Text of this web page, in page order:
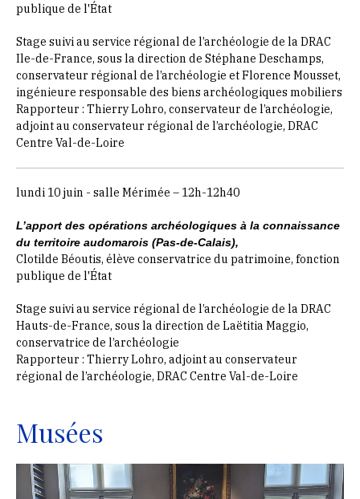
publique de l'État
Stage suivi au service régional de l’archéologie de la DRAC
Ile-de-France, sous la direction de Stéphane Deschamps,
conservateur régional de l’archéologie et Florence Mousset,
ingénieure responsable des biens archéologiques mobiliers
Rapporteur : Thierry Lohro, conservateur de l’archéologie,
adjoint au conservateur régional de l’archéologie, DRAC
Centre Val-de-Loire
lundi 10 juin - salle Mérimée – 12h-12h40
L’apport des opérations archéologiques à la connaissance
du territoire audomarois (Pas-de-Calais),
Clotilde Béoutis, élève conservatrice du patrimoine, fonction
publique de l'État
Stage suivi au service régional de l’archéologie de la DRAC
Hauts-de-France, sous la direction de Laëtitia Maggio,
conservatrice de l’archéologie
Rapporteur : Thierry Lohro, adjoint au conservateur
régional de l’archéologie, DRAC Centre Val-de-Loire
Musées